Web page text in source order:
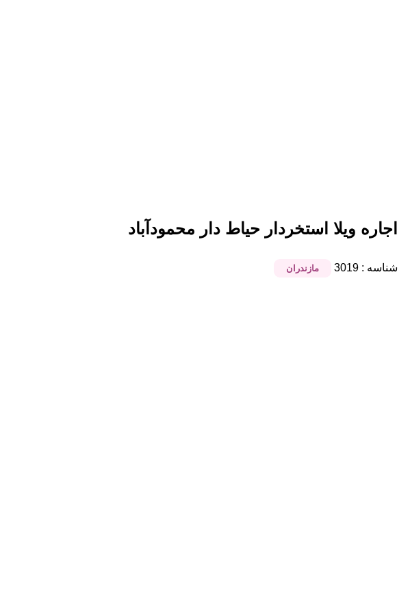
اجاره ویلا استخردار حیاط دار محمودآباد
شناسه : 3019 مازندران